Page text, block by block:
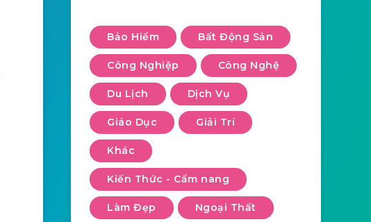
Bảo Hiểm Bất Động Sản
Công Nghiệp Công Nghệ
Du Lịch Dịch Vụ
Giáo Dục Giải Trí
Khác
Kiến Thức - Cẩm nang
Làm Đẹp Ngoại Thất